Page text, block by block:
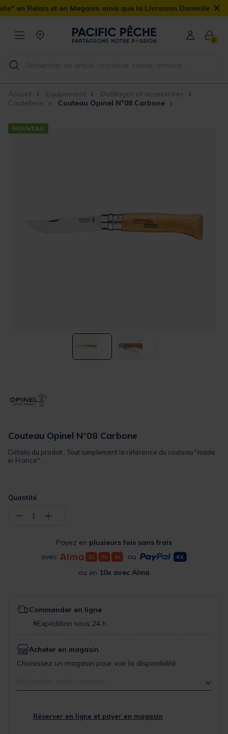
Magasin ainsi que la Livraison Domicile offerte dès 90€ ×
0
Accueil Equipement
Outillages et accessoires
Coutellerie
Couteau Opinel N°08 Carbone
NOUVEAU
Couteau Opinel N°08 Carbone
Détails du produit : Tout simplement la référence du couteau "made
in France"...
Quantité
− 1 +
Payez en plusieurs fois sans frais
avec
ou
ou en 10x avec Alma
Commander en ligne
Expédition sous 24 h
Acheter en magasin
Choisissez un magasin pour voir la disponibilité
Réserver en ligne et payer en magasin